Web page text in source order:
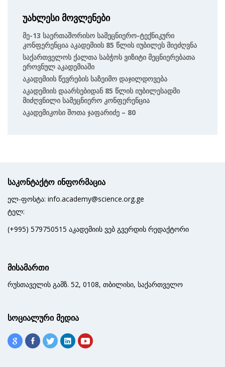
უახლესი მოვლენები
Მე-13 Საერთაშორისო Სამეცნიერო-Ტექნიკური
Კონფერენცია Აკადემიის 85 Წლის Იუბილეს Მიეძღვნა
Საქართველოს Ქალთა Საბჭოს Ვიზიტი Მეცნიერებათა
Ეროვნულ Აკადემიაში
Აკადემიის Წევრების Საზეიმო Დაჯილდოვება
Აკადემიის Დაარსებიდან 85 Წლის Იუბილესადმი
Მიძღვნილი Სამეცნიერო Კონფერენცია
Აკადემიკოსი Შოთა Ჯაფარიძე – 80
საკონტაქტო ინფორმაცია
ელ-ფოსტა: info.academy@science.org.ge
ტელ:
(+995) 579750515 აკადემიის ვებ გვერდის რედაქტორი
მისამართი
რუსთაველის გამზ. 52, 0108, თბილისი, საქართველო
სოციალური მედია